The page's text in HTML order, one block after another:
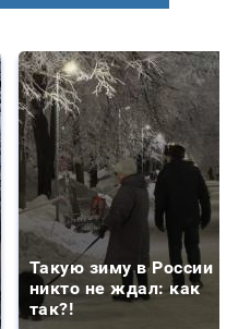
Такую зиму в России
никто не ждал: как
так?!